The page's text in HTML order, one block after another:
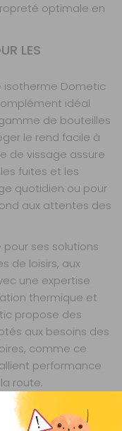
optimale en
LES
isotherme Dometic
idéal
de bouteilles
le rend facile à
de vissage assure
fuites et les
quotidien ou pour
aux attentes des
ses solutions
de loisirs, aux
une expertise
thermique et
propose des
aux besoins des
comme ce
performance
route.
CE PRODUIT